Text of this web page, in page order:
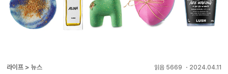
라이프 > 뉴스 읽음 5669 ・ 2024.04.11